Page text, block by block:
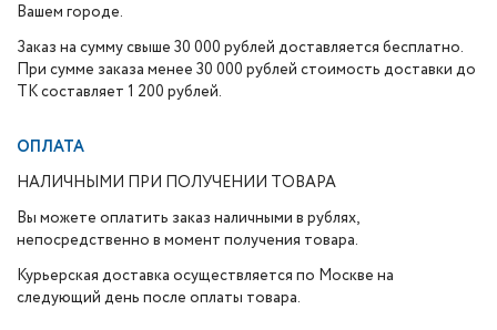
Вашем городе.
Заказ на сумму свыше 30 000 рублей доставляется бесплатно.
При сумме заказа менее 30 000 рублей стоимость доставки до
ТК составляет 1 200 рублей.
ОПЛАТА
НАЛИЧНЫМИ ПРИ ПОЛУЧЕНИИ ТОВАРА
Вы можете оплатить заказ наличными в рублях,
непосредственно в момент получения товара.
Курьерская доставка осуществляется по Москве на
следующий день после оплаты товара.